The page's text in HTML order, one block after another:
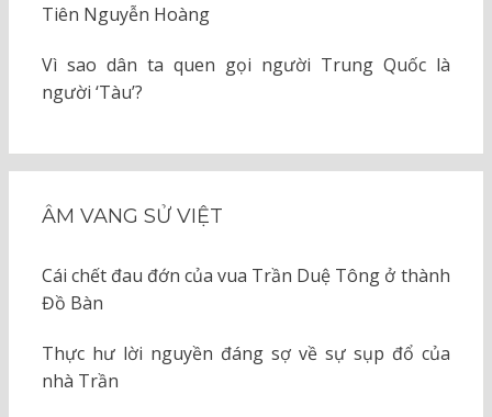
Tiên Nguyễn Hoàng
Vì sao dân ta quen gọi người Trung Quốc là
người ‘Tàu’?
ÂM VANG SỬ VIỆT
Cái chết đau đớn của vua Trần Duệ Tông ở thành
Đồ Bàn
Thực hư lời nguyền đáng sợ về sự sụp đổ của
nhà Trần